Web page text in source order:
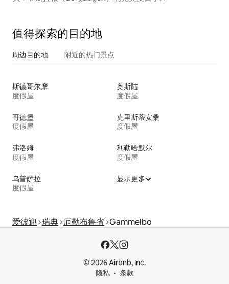
值得探索的目的地
周边目的地 附近的热门景点
斯德哥尔摩
度假屋
奥斯陆
度假屋
哥德堡
度假屋
克里斯蒂安桑
度假屋
弗洛姆
度假屋
利勒哈默尔
度假屋
乌普萨拉
度假屋
显示更多
爱彼迎 瑞典 厄勒布鲁省 Gammelbo
© 2026 Airbnb, Inc.
隐私
条款